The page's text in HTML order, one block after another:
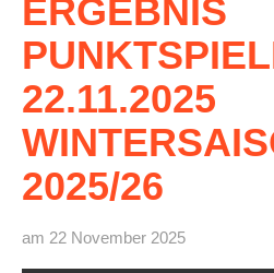
ERGEBNIS
22.11.2025
2025/26
am 22 November 2025